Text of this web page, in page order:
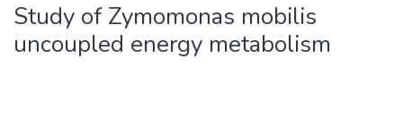
Study of Zymomonas mobilis
uncoupled energy metabolism